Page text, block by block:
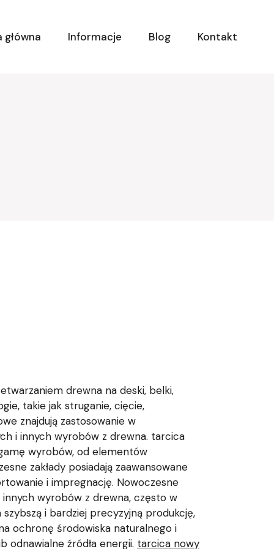
Informacje Blog Kontakt
drewna na deski, belki,
takie jak struganie, cięcie,
znajdują zastosowanie w
i innych wyrobów z drewna. tarcica
wyrobów, od elementów
zakłady posiadają zaawansowane
i impregnację. Nowoczesne
wyrobów z drewna, często w
i bardziej precyzyjną produkcję,
ochronę środowiska naturalnego i
odnawialne źródła energii. tarcica nowy